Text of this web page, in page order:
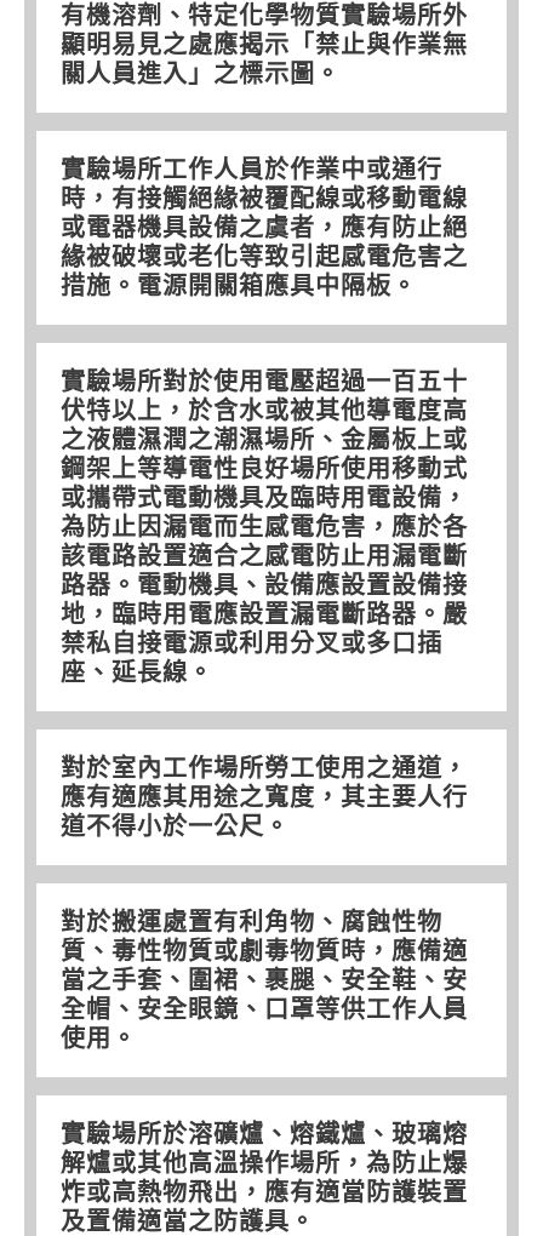
有機溶劑、特定化學物質實驗場所外
顯明易見之處應揭示「禁止與作業無
關人員進入」之標示圖。
實驗場所工作人員於作業中或通行
時，有接觸絕緣被覆配線或移動電線
或電器機具設備之虞者，應有防止絕
緣被破壞或老化等致引起感電危害之
措施。電源開關箱應具中隔板。
實驗場所對於使用電壓超過一百五十
伏特以上，於含水或被其他導電度高
之液體濕潤之潮濕場所、金屬板上或
鋼架上等導電性良好場所使用移動式
或攜帶式電動機具及臨時用電設備，
為防止因漏電而生感電危害，應於各
該電路設置適合之感電防止用漏電斷
路器。電動機具、設備應設置設備接
地，臨時用電應設置漏電斷路器。嚴
禁私自接電源或利用分叉或多口插
座、延長線。
對於室內工作場所勞工使用之通道，
應有適應其用途之寬度，其主要人行
道不得小於一公尺。
對於搬運處置有利角物、腐蝕性物
質、毒性物質或劇毒物質時，應備適
當之手套、圍裙、裹腿、安全鞋、安
全帽、安全眼鏡、口罩等供工作人員
使用。
實驗場所於溶礦爐、熔鐵爐、玻璃熔
解爐或其他高溫操作場所，為防止爆
炸或高熱物飛出，應有適當防護裝置
及置備適當之防護具。